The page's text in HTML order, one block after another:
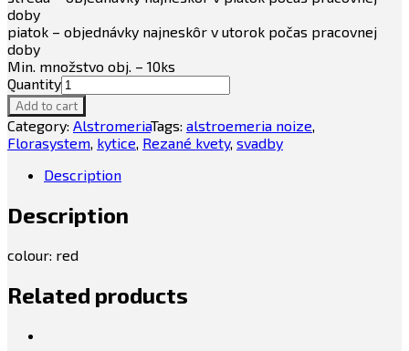
doby
piatok – objednávky najneskôr v utorok počas pracovnej
doby
Min. množstvo obj. – 10ks
Quantity
Add to cart
Category: AlstromeriaTags: alstroemeria noize,
Florasystem, kytice, Rezané kvety, svadby
Description
Description
colour: red
Related products